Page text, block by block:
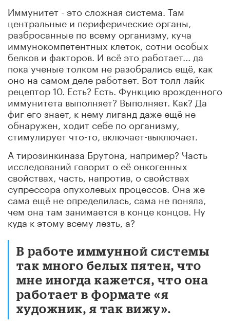
Иммунитет - это сложная система. Там
центральные и периферические органы,
разбросанные по всему организму, куча
иммунокомпетентных клеток, сотни особых
белков и факторов. И всё это работает... да
пока ученые толком не разобрались ещё, как
оно на самом деле работает. Вот толл-лайк
рецептор 10. Есть? Есть. Функцию врожденного
иммунитета выполняет? Выполняет. Как? Да
фиг его знает, к нему лиганд даже ещё не
обнаружен, ходит себе по организму,
стимулирует что-то, включает-выключает.
А тирозинкиназа Брутона, например? Часть
исследований говорит о её онкогенных
свойствах, часть, напротив, о свойствах
супрессора опухолевых процессов. Она же
сама ещё не определилась, сама не поняла,
чем она там занимается в конце концов. Ну
куда к этому всему лезть, а?
В работе иммунной системы
так много белых пятен, что
мне иногда кажется, что она
работает в формате «я
художник, я так вижу».